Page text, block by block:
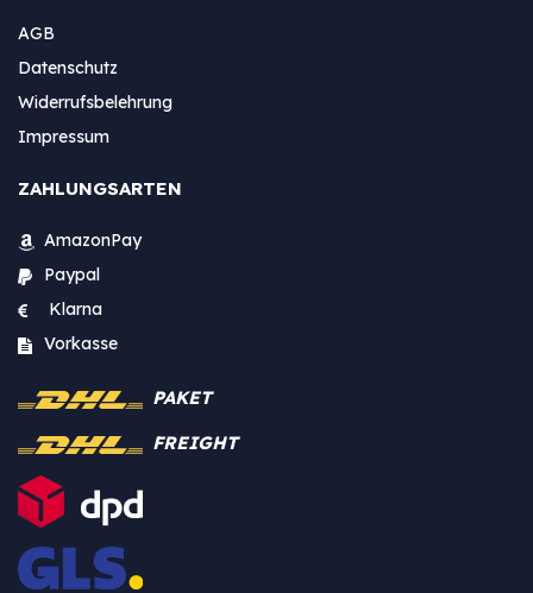
AGB
Datenschutz
Widerrufsbelehrung
Impressum
ZAHLUNGSARTEN
AmazonPay
Paypal
Klarna
Vorkasse
PAKET
FREIGHT